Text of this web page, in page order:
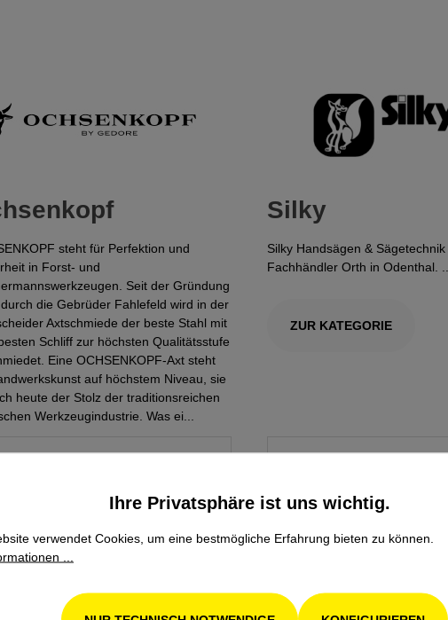
steht für Perfektion und
in Forst- und
Seit der Gründung
die Gebrüder Fahlefeld wird in der
Axtschmiede der beste Stahl mit
Schliff zur höchsten Qualitätsstufe
Eine OCHSENKOPF-Axt steht
auf höchstem Niveau, sie
heute der Stolz der traditionsreichen
Werkzeugindustrie. Was ei...
Silky
Silky Handsägen & Sägetechnik
Fachhändler Orth in Odenthal. ...
ZUR KATEGORIE
Ihre Privatsphäre ist uns wichtig.
verwendet Cookies, um eine bestmögliche Erfahrung bieten zu können.
...